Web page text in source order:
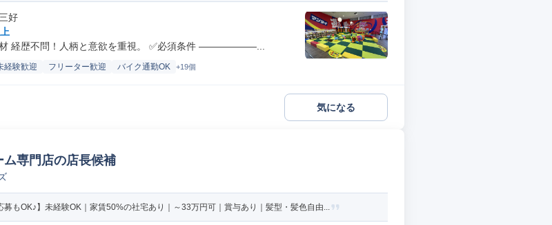
好
経歴不問！人柄と意欲を重視。 ✅必須条件 ――――――...
経験歓迎 フリーター歓迎 バイク通勤OK +19個
気になる
ム専門店の店長候補
募もOK♪】未経験OK｜家賃50%の社宅あり｜～33万円可｜賞与あり｜髪型・髪色自由...